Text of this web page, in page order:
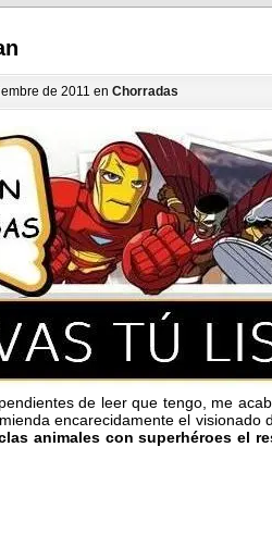
de 2011 en Chorradas
de leer que tengo, me
encarecidamente el visionado
animales con superhéroes el